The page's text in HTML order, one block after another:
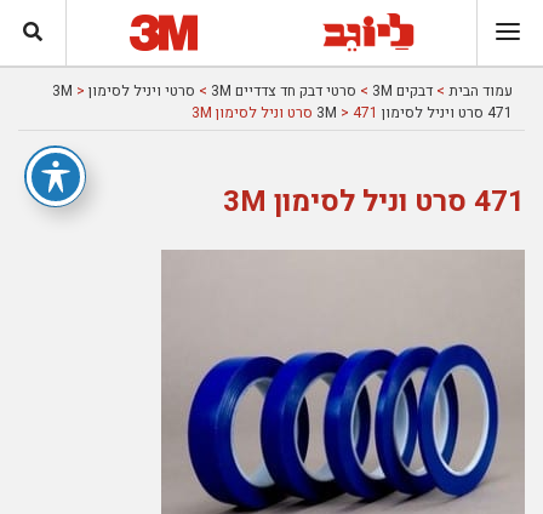
עמוד הבית > דבקים 3M > סרטי דבק חד צדדיים 3M > סרטי ויניל לסימון 3M >
471 סרט ויניל לסימון 3M
> 471 סרט וניל לסימון 3M
471 סרט וניל לסימון 3M